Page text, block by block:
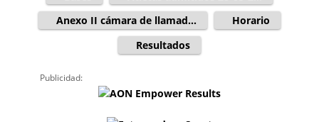
Anexo II cámara de llamad...
Horario
Resultados
Publicidad: